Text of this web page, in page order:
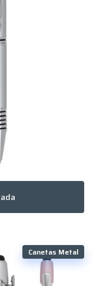
Canetas Metal